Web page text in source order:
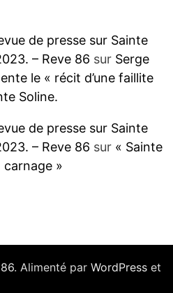
de presse sur Sainte
– Reve 86 sur Serge
le « récit d’une faillite
Soline.
de presse sur Sainte
– Reve 86 sur « Sainte
carnage »
. Alimenté par WordPresset